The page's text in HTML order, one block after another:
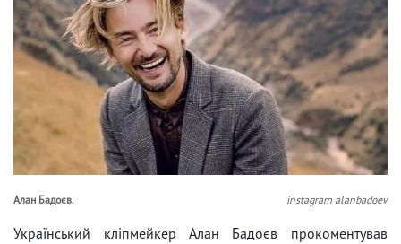
Алан Бадоєв. instagram alanbadoev
Український кліпмейкер Алан Бадоєв прокоментував